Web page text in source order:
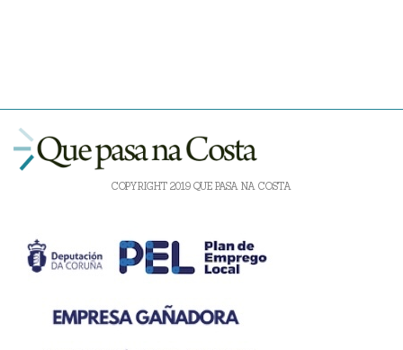
COPYRIGHT 2019 QUE PASA NA COSTA